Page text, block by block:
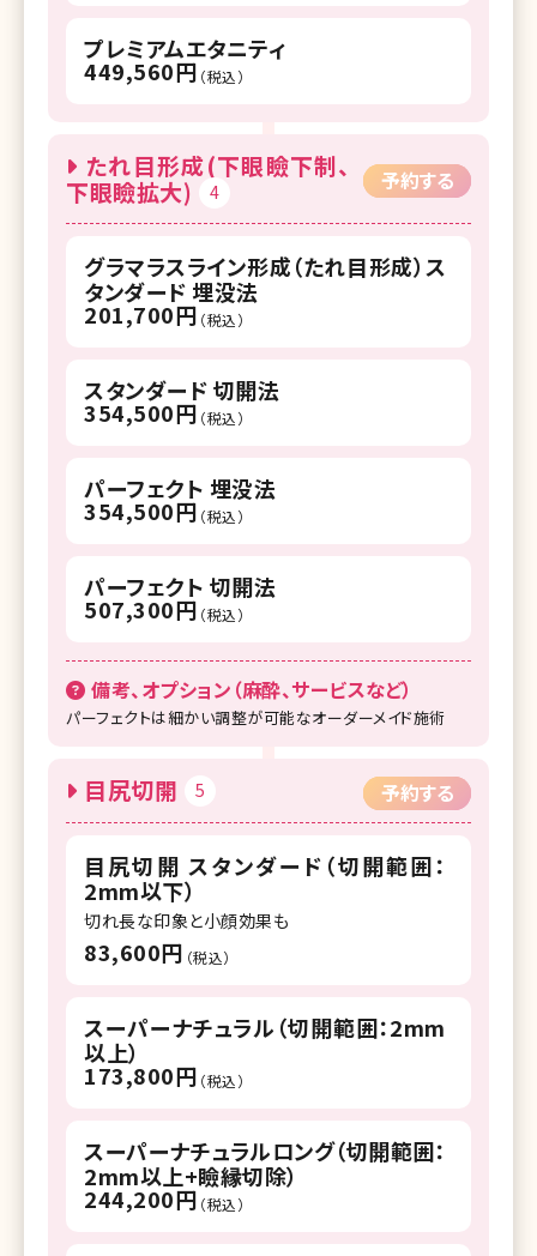
プレミアムエタニティ
449,560円 （税込）
たれ目形成(下眼瞼下制、
下眼瞼拡大)
4 予約する
グラマラスライン形成（たれ目形成）ス
タンダード 埋没法
201,700円 （税込）
スタンダード 切開法
354,500円 （税込）
パーフェクト 埋没法
354,500円 （税込）
パーフェクト 切開法
507,300円 （税込）
備考、オプション（麻酔、サービスなど）
パーフェクトは細かい調整が可能なオーダーメイド施術
目尻切開 5 予約する
目尻切開 スタンダード（切開範囲：
2mm以下）
切れ長な印象と小顔効果も
83,600円 （税込）
スーパーナチュラル（切開範囲：2mm
以上）
173,800円 （税込）
スーパーナチュラルロング（切開範囲：
2mm以上+瞼縁切除）
244,200円 （税込）